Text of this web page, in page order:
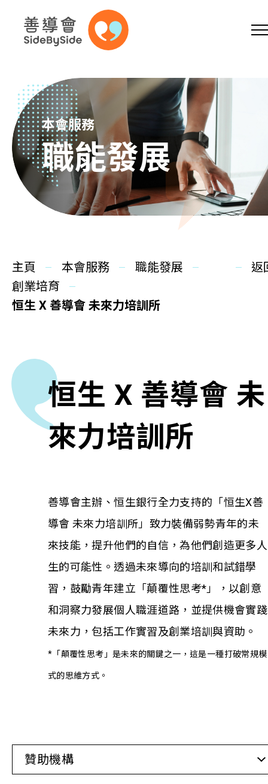
跳到內容（按回車鍵）
A EN 简
主頁
更生同行
精神健康
社區教育
多元共融
社區連繫
慈善活動
相關報導
關於本會
本會服務
職能發展
主頁 本會服務
職能發展
創業培育
恒生 X 善導會 未來力培訓所
返
恒生 X 善導會 未
來力培訓所
善導會主辦、恒生銀行全力支持的「恒生X善
導會 未來力培訓所」致力裝備弱勢青年的未
來技能，提升他們的自信，為他們創造更多人
生的可能性。透過未來導向的培訓和試錯學
習，鼓勵青年建立「顛覆性思考*」，以創意
和洞察力發展個人職涯道路，並提供機會實踐
未來力，包括工作實習及創業培訓與資助。
*「顛覆性思考」是未來的關鍵之一，這是一種打破常規模
式的思維方式。
贊助機構